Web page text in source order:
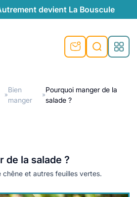
devient La Bouscule
»
Bien
manger
»
Pourquoi manger de la
salade ?
de la salade ?
chêne et autres feuilles vertes.